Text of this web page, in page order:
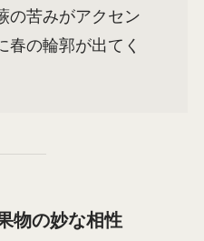
の苦みがアクセン
春の輪郭が出てく
物の妙な相性